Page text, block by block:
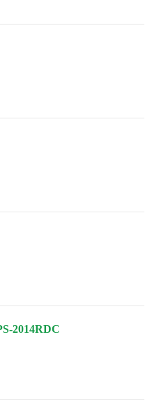
2014RDC